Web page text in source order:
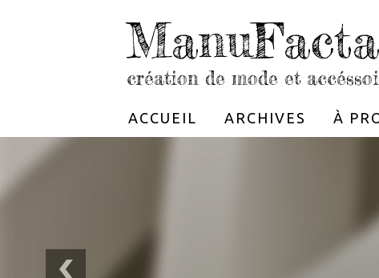
ManuFacta
création de mode et
ACCUEIL ARCHIVES À